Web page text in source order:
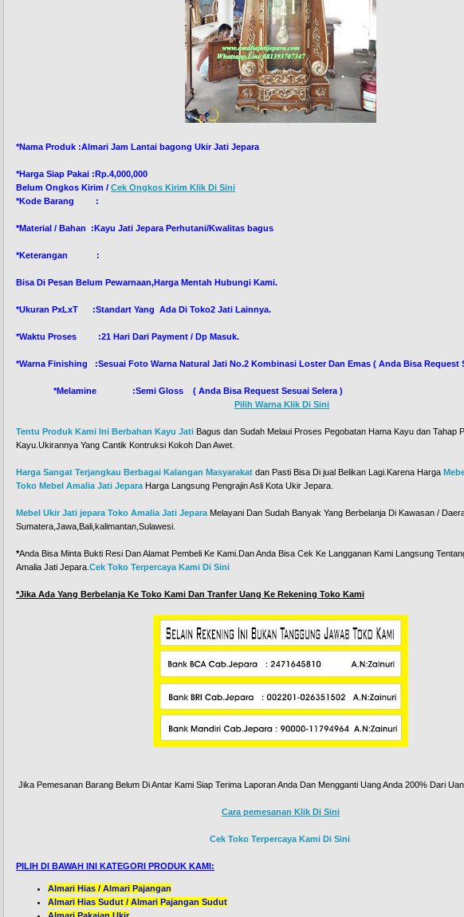
*Nama Produk :Almari Jam Lantai bagong Ukir Jati Jepara
*Harga Siap Pakai :Rp.4,000,000
Belum Ongkos Kirim / Cek Ongkos Kirim Klik Di Sini
*Kode Barang :
*Material / Bahan :Kayu Jati Jepara Perhutani/Kwalitas bagus
*Keterangan :
Bisa Di Pesan Belum Pewarnaan,Harga Mentah Hubungi Kami.
*Ukuran PxLxT :Standart Yang Ada Di Toko2 Jati Lainnya.
*Waktu Proses :21 Hari Dari Payment / Dp Masuk.
*Warna Finishing :Sesuai Foto Warna Natural Jati No.2 Kombinasi Loster Dan Emas ( Anda Bisa
*Melamine :Semi Gloss ( Anda Bisa Request Sesuai Selera )
Pilih Warna Klik Di Sini
Tentu Produk Kami Ini Berbahan Kayu Jati Bagus dan Sudah Melaui Proses Pegobatan Hama Kayu dan Tahap
Kayu.Ukirannya Yang Cantik Kontruksi Kokoh Dan Awet.
Harga Sangat Terjangkau Berbagai Kalangan Masyarakat dan Pasti Bisa Di jual Belikan Lagi.Karena Harga
Toko Mebel Amalia Jati Jepara Harga Langsung Pengrajin Asli Kota Ukir Jepara.
Mebel Ukir Jati jepara Toko Amalia Jati Jepara Melayani Dan Sudah Banyak Yang Berbelanja Di Kawasan /
Sumatera,Jawa,Bali,kalimantan,Sulawesi.
*Anda Bisa Minta Bukti Resi Dan Alamat Pembeli Ke Kami.Dan Anda Bisa Cek Ke Langganan Kami Langsung
Amalia Jati Jepara. Cek Toko Terpercaya Kami Di Sini
*Jika Ada Yang Berbelanja Ke Toko Kami Dan Tranfer Uang Ke Rekening Toko Kami
Jika Pemesanan Barang Belum Di Antar Kami Siap Terima Laporan Anda Dan Mengganti Uang Anda 200% Dari
Cara pemesanan Klik Di Sini
Cek Toko Terpercaya Kami Di Sini
PILIH DI BAWAH INI KATEGORI PRODUK KAMI:
Almari Hias / Almari Pajangan
Almari Hias Sudut / Almari Pajangan Sudut